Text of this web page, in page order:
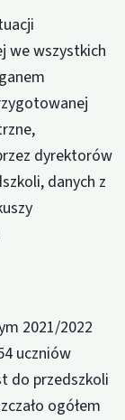
we wszystkich
dyrektorów
danych z
2021/2022
uczniów
do przedszkoli
ogółem